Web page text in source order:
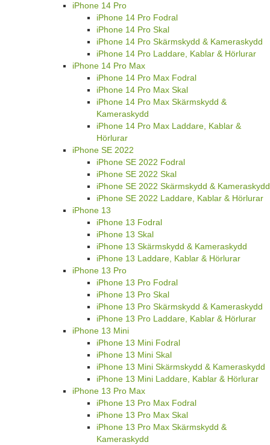
iPhone 14 Pro
iPhone 14 Pro Fodral
iPhone 14 Pro Skal
iPhone 14 Pro Skärmskydd & Kameraskydd
iPhone 14 Pro Laddare, Kablar & Hörlurar
iPhone 14 Pro Max
iPhone 14 Pro Max Fodral
iPhone 14 Pro Max Skal
iPhone 14 Pro Max Skärmskydd &
Kameraskydd
iPhone 14 Pro Max Laddare, Kablar &
Hörlurar
iPhone SE 2022
iPhone SE 2022 Fodral
iPhone SE 2022 Skal
iPhone SE 2022 Skärmskydd & Kameraskydd
iPhone SE 2022 Laddare, Kablar & Hörlurar
iPhone 13
iPhone 13 Fodral
iPhone 13 Skal
iPhone 13 Skärmskydd & Kameraskydd
iPhone 13 Laddare, Kablar & Hörlurar
iPhone 13 Pro
iPhone 13 Pro Fodral
iPhone 13 Pro Skal
iPhone 13 Pro Skärmskydd & Kameraskydd
iPhone 13 Pro Laddare, Kablar & Hörlurar
iPhone 13 Mini
iPhone 13 Mini Fodral
iPhone 13 Mini Skal
iPhone 13 Mini Skärmskydd & Kameraskydd
iPhone 13 Mini Laddare, Kablar & Hörlurar
iPhone 13 Pro Max
iPhone 13 Pro Max Fodral
iPhone 13 Pro Max Skal
iPhone 13 Pro Max Skärmskydd &
Kameraskydd